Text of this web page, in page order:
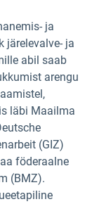
ja
järelevalve- ja
abil saab
arengu
läbi Maailma
(GIZ)
föderaalne
(BMZ).